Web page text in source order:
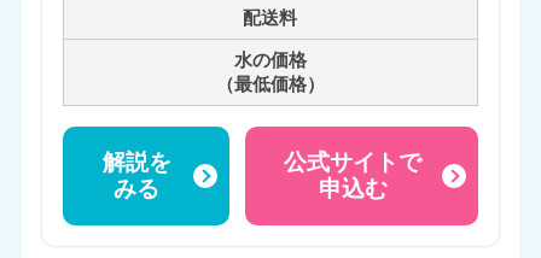
配送料
水の価格
（最低価格）
解説を
みる
公式サイトで
申込む